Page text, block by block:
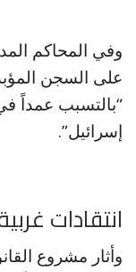
وفي المحاكم
على السجن
“بالتسبب عمداً
إسرائيل”.
انتقادات
وأثار مشروع